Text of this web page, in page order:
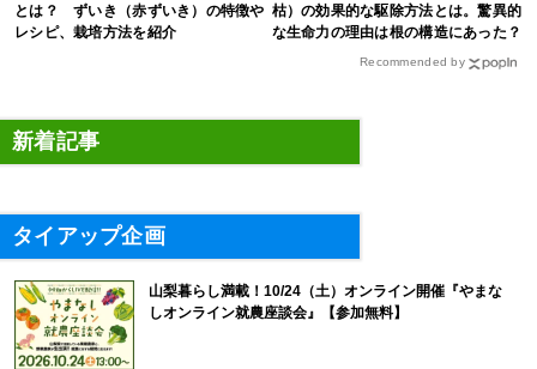
とは？ ずいき（赤ずいき）の特徴や
レシピ、栽培方法を紹介
枯）の効果的な駆除方法とは。驚異的
な生命力の理由は根の構造にあった？
Recommended by
新着記事
タイアップ企画
山梨暮らし満載！10/24（土）オンライン開催『やまな
しオンライン就農座談会』【参加無料】